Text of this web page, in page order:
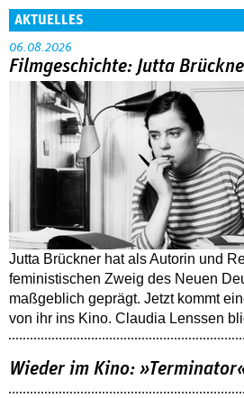
AKTUELLES
06.08.2026
Filmgeschichte: Jutta
Jutta Brückner hat als Autorin und
feministischen Zweig des Neuen
maßgeblich geprägt. Jetzt kommt
von ihr ins Kino. Claudia Lenssen
Wieder im Kino: